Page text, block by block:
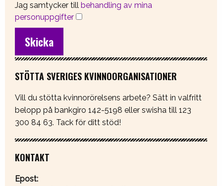
Jag samtycker till behandling av mina
personuppgifter
STÖTTA SVERIGES KVINNOORGANISATIONER
Vill du stötta kvinnorörelsens arbete? Sätt in valfritt
belopp på bankgiro 142-5198 eller swisha till 123
300 84 63. Tack för ditt stöd!
KONTAKT
Epost: